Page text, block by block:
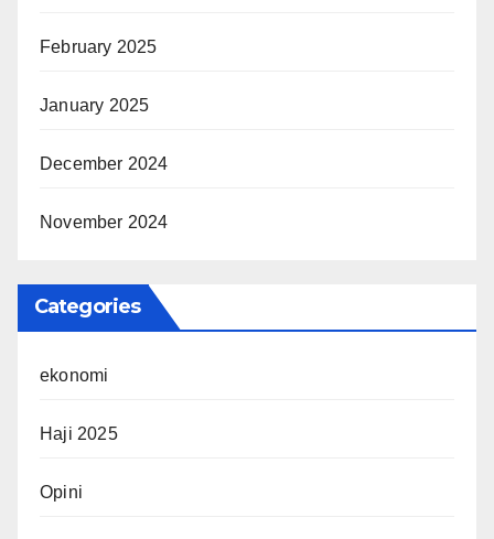
February 2025
January 2025
December 2024
November 2024
Categories
ekonomi
Haji 2025
Opini